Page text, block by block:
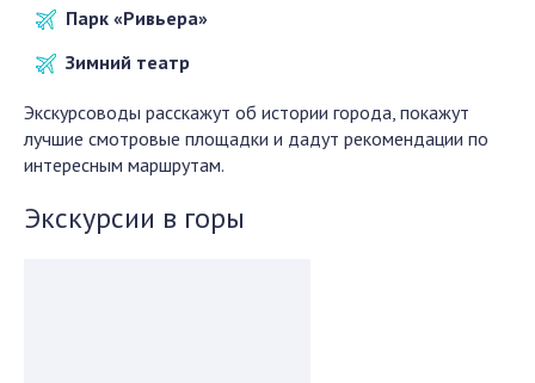
Парк «Ривьера»
Зимний театр
Экскурсоводы расскажут об истории города, покажут
лучшие смотровые площадки и дадут рекомендации по
интересным маршрутам.
Экскурсии в горы